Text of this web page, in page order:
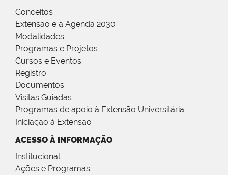
Conceitos
Extensão e a Agenda 2030
Modalidades
Programas e Projetos
Cursos e Eventos
Registro
Documentos
Visitas Guiadas
Programas de apoio à Extensão Universitária
Iniciação à Extensão
ACESSO À INFORMAÇÃO
Institucional
Ações e Programas